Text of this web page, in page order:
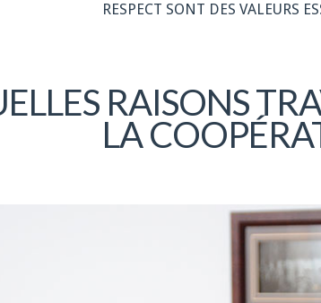
RESPECT SONT DES VALEURS
RAISONS
LA